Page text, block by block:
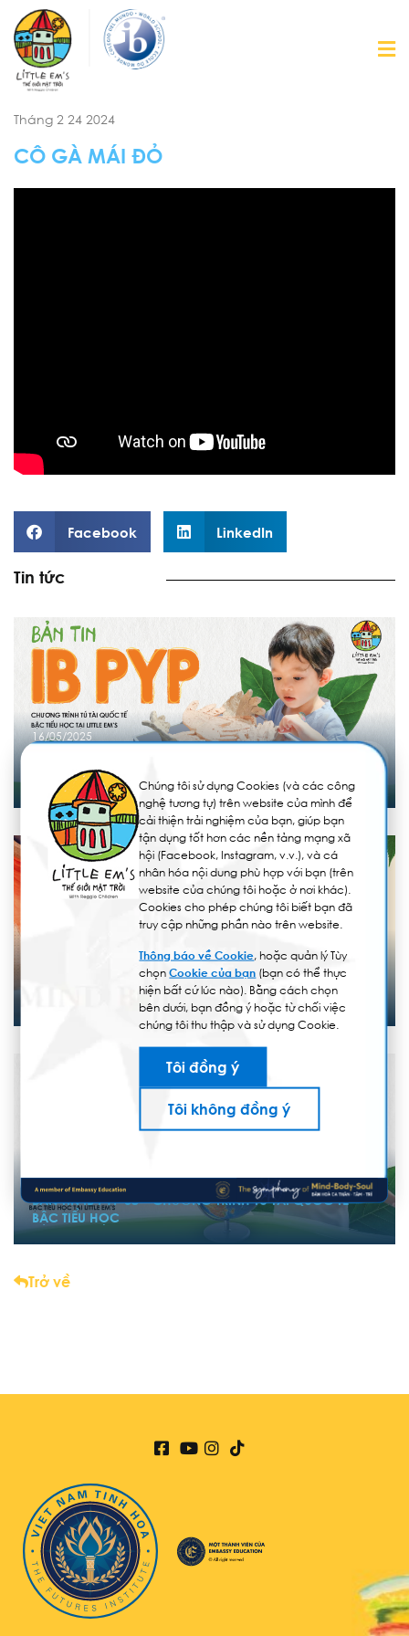
Tháng 2 24 2024
CÔ GÀ MÁI ĐỎ
Facebook LinkedIn
Tin tức
BẬC TIỂU HỌC
16/05/2025
BẢN TIN IB PYP 09 – CHƯƠNG TRÌNH TÚ TÀI QUỐC TẾ
BẢN TIN IB PYP 08 – CHƯƠNG TRÌNH TÚ TÀI QUỐC TẾ
BẬC TIỂU HỌC
Trở về
Chúng tôi sử dụng Cookies (và các công
nghệ tương tự) trên website của mình để
cải thiện trải nghiệm của bạn, giúp bạn
tận dụng tốt hơn các nền tảng mạng xã
hội (Facebook, Instagram, v.v.), và cá
nhân hóa nội dung phù hợp với bạn (trên
website của chúng tôi hoặc ở nơi khác).
Cookies cho phép chúng tôi biết bạn đã
truy cập những phần nào trên website.
Thông báo về Cookie, hoặc quản lý Tùy
chọnCookie của bạn (bạn có thể thực
hiện bất cứ lúc nào). Bằng cách chọn
bên dưới, bạn đồng ý hoặc từ chối việc
chúng tôi thu thập và sử dụng Cookie.
Tôi đồng ý
Tôi không đồng ý